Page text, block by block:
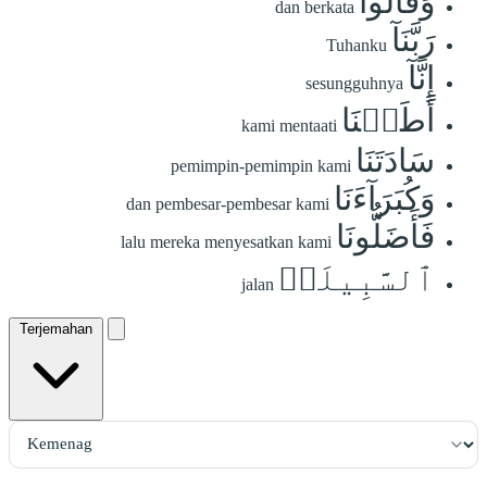
dan berkata
رَبَّنَآ Tuhanku
إِنَّآ sesungguhnya
أَطَعۡنَا kami mentaati
سَادَتَنَا pemimpin-pemimpin kami
وَكُبَرَآءَنَا dan pembesar-pembesar kami
فَأَضَلُّونَا lalu mereka menyesatkan kami
ٱلسَّبِيلَا۠ jalan
Terjemahan